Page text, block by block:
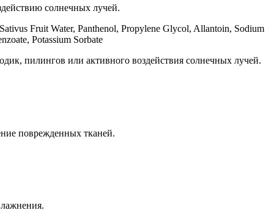
солнечных лучей.
Fruit Water, Panthenol, Propylene Glycol, Allantoin, Sodium
Potassium Sorbate
пилингов или активного воздействия солнечных лучей.
поврежденных тканей.